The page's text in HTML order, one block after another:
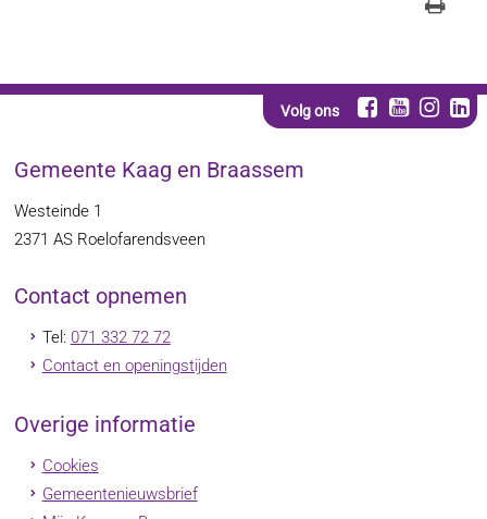
Volg ons
Gemeente Kaag en Braassem
Westeinde 1
2371 AS Roelofarendsveen
Contact opnemen
Tel: 071 332 72 72
Contact en openingstijden
Overige informatie
Cookies
Gemeentenieuwsbrief